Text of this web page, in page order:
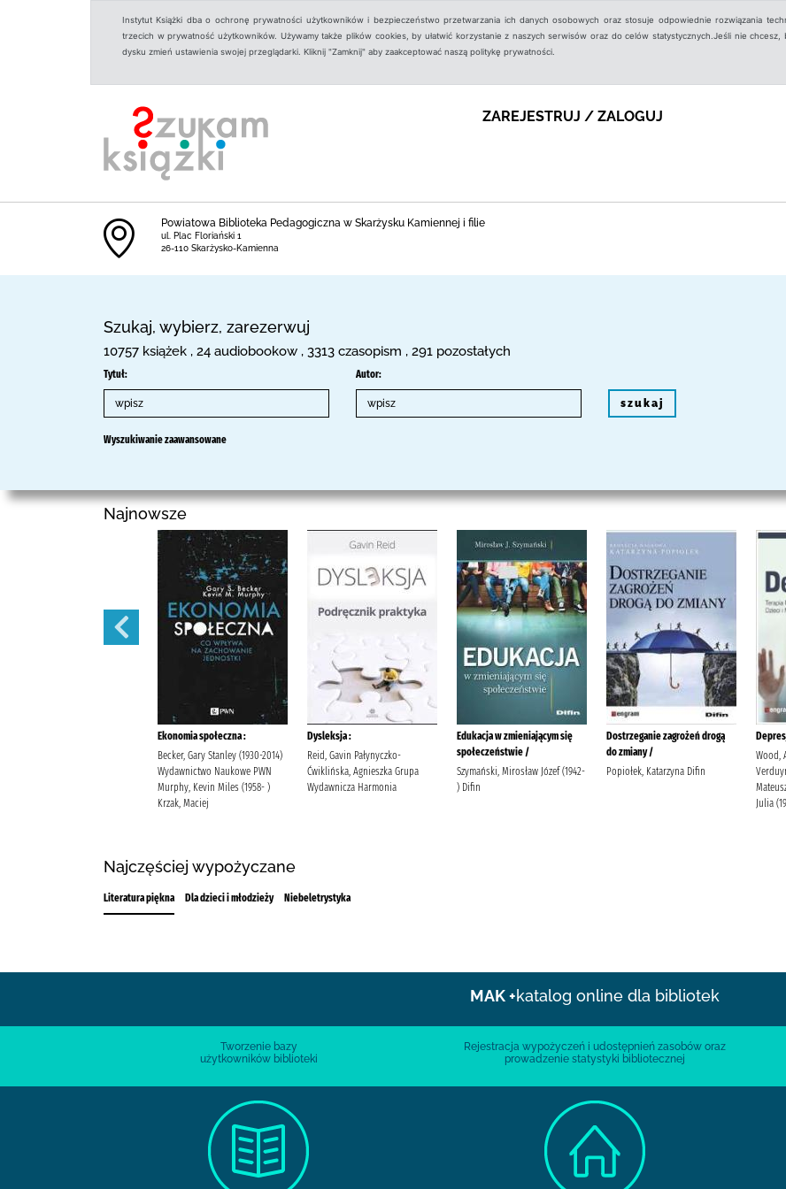
Instytut Książki dba o ochronę prywatności użytkowników i bezpieczeństwo przetwarzania ich danych osobowych oraz stosuje odpowiednie rozwiązania
trzecich w prywatność użytkowników. Używamy także plików cookies, by ułatwić korzystanie z naszych serwisów oraz do celów statystycznych.Jeśli nie chcesz,
dysku zmień ustawienia swojej przeglądarki. Kliknij "Zamknij" aby zaakceptować naszą politykę prywatności.
ZAREJESTRUJ / ZALOGUJ
Powiatowa Biblioteka Pedagogiczna w Skarżysku Kamiennej i filie
ul. Plac Floriański 1
26-110 Skarżysko-Kamienna
Szukaj, wybierz, zarezerwuj
10757 książek , 24 audiobookow , 3313 czasopism , 291 pozostałych
Tytuł: Autor:
szukaj
Wyszukiwanie zaawansowane
Najnowsze
Ekonomia społeczna :
Becker, Gary Stanley (1930-2014)
Wydawnictwo Naukowe PWN
Murphy, Kevin Miles (1958- )
Krzak, Maciej
Dysleksja :
Reid, Gavin Pałynyczko-
Ćwiklińska, Agnieszka Grupa
Wydawnicza Harmonia
Edukacja w zmieniającym się
społeczeństwie /
Szymański, Mirosław Józef (1942-
) Difin
Dostrzeganie zagrożeń drogą
do zmiany /
Popiołek, Katarzyna Difin
Wood,
Julia
Najczęściej wypożyczane
Literatura piękna Dla dzieci i młodzieży Niebeletrystyka
MAK +katalog online dla bibliotek
Tworzenie bazy
użytkowników biblioteki
Rejestracja wypożyczeń i udostępnień zasobów oraz
prowadzenie statystyki bibliotecznej